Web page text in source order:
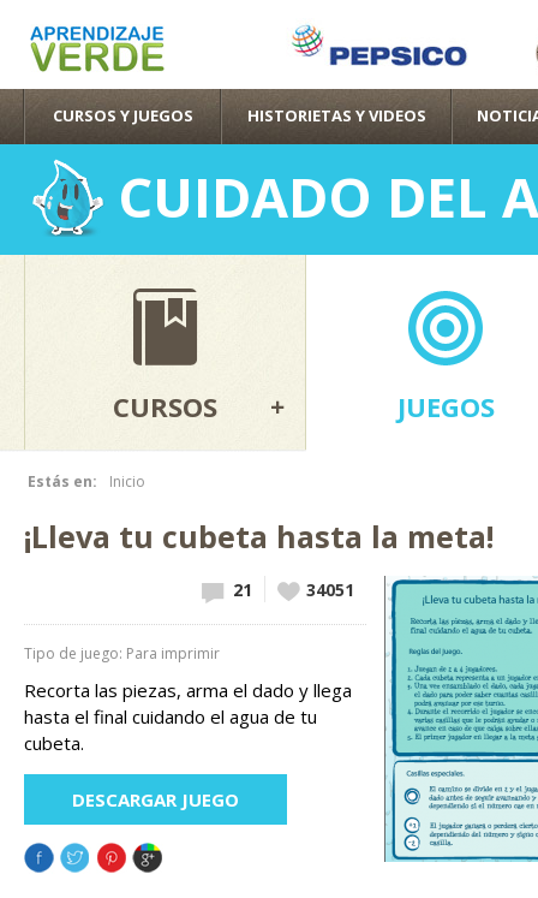
CURSOS Y JUEGOS HISTORIETAS Y VIDEOS
CUIDADO DEL
CURSOS JUEGOS
Estás en:
Se encuentra usted aquí
Inicio
¡Lleva tu cubeta hasta la meta!
34051
Vote up!
21
Tipo de juego: Para imprimir
Recorta las piezas, arma el dado y llega
hasta el final cuidando el agua de tu
cubeta.
DESCARGAR JUEGO